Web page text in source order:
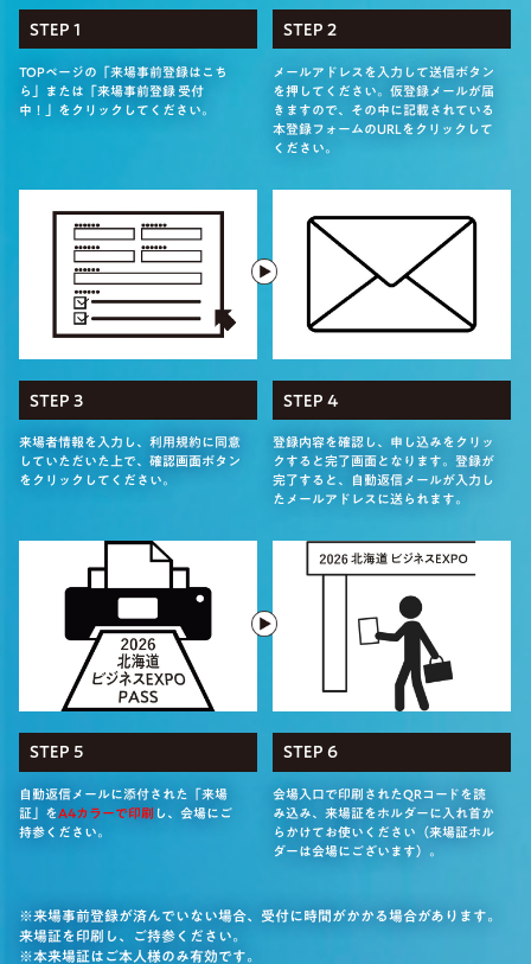
STEP 1
TOPページの「来場事前登録はこち
ら」または「来場事前登録 受付
中！」をクリックしてください。
STEP 2
メールアドレスを入力して送信ボタン
を押してください。仮登録メールが届
きますので、その中に記載されている
本登録フォームのURLをクリックして
ください。
STEP 3
来場者情報を入力し、利用規約に同意
していただいた上で、確認画面ボタン
をクリックしてください。
STEP 4
登録内容を確認し、申し込みをクリッ
クすると完了画面となります。登録が
完了すると、自動返信メールが入力し
たメールアドレスに送られます。
STEP 5
自動返信メールに添付された「来場
証」をA4カラーで印刷 し、会場にご
持参ください。
STEP 6
会場入口で印刷されたQRコードを読
み込み、来場証をホルダーに入れ首か
らかけてお使いください（来場証ホル
ダーは会場にございます）。
※来場事前登録が済んでいない場合、受付に時間がかかる場合があります。
来場証を印刷し、ご持参ください。
※本来場証はご本人様のみ有効です。